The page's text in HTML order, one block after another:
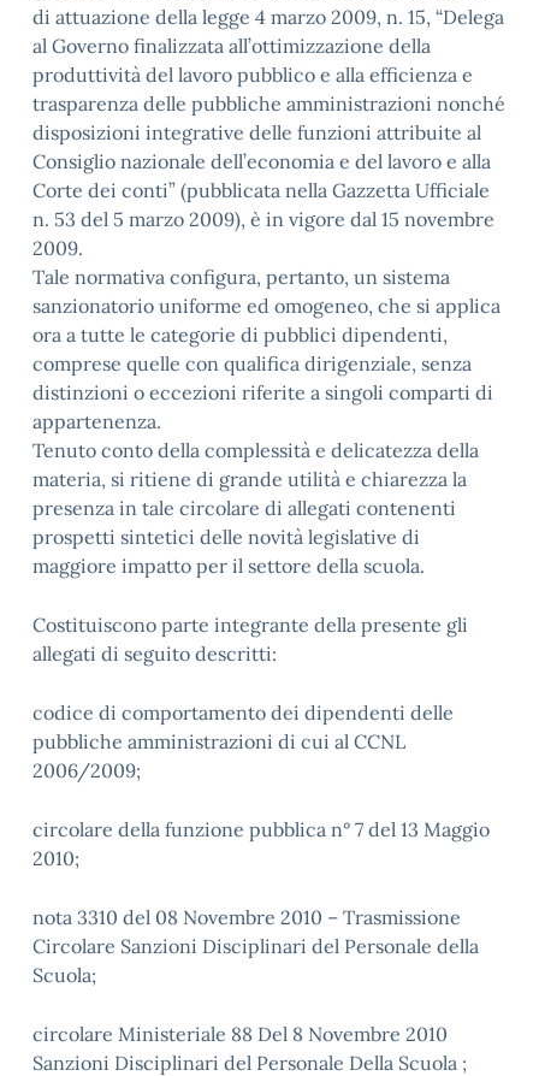
di attuazione della legge 4 marzo 2009, n. 15, “Delega
al Governo finalizzata all’ottimizzazione della
produttività del lavoro pubblico e alla efficienza e
trasparenza delle pubbliche amministrazioni nonché
disposizioni integrative delle funzioni attribuite al
Consiglio nazionale dell’economia e del lavoro e alla
Corte dei conti” (pubblicata nella Gazzetta Ufficiale
n. 53 del 5 marzo 2009), è in vigore dal 15 novembre
2009.
Tale normativa configura, pertanto, un sistema
sanzionatorio uniforme ed omogeneo, che si applica
ora a tutte le categorie di pubblici dipendenti,
comprese quelle con qualifica dirigenziale, senza
distinzioni o eccezioni riferite a singoli comparti di
appartenenza.
Tenuto conto della complessità e delicatezza della
materia, si ritiene di grande utilità e chiarezza la
presenza in tale circolare di allegati contenenti
prospetti sintetici delle novità legislative di
maggiore impatto per il settore della scuola.
Costituiscono parte integrante della presente gli
allegati di seguito descritti:
codice di comportamento dei dipendenti delle
pubbliche amministrazioni di cui al CCNL
2006/2009;
circolare della funzione pubblica n° 7 del 13 Maggio
2010;
nota 3310 del 08 Novembre 2010 – Trasmissione
Circolare Sanzioni Disciplinari del Personale della
Scuola;
circolare Ministeriale 88 Del 8 Novembre 2010
Sanzioni Disciplinari del Personale Della Scuola ;